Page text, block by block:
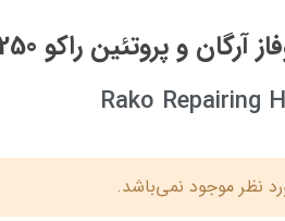
و پروتئین راکو 250 میل
Rako Repairing
نظر موجود نمی‌باشد.